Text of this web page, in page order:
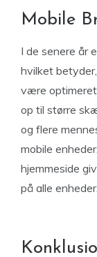
Mobile
I de senere år
hvilket
være
op til større
og flere
mobile
hjemmeside
på alle enheder.